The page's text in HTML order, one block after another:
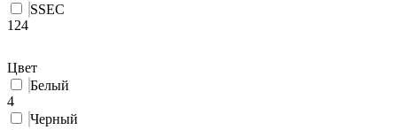
SSEC
124
Цвет
Белый
4
Черный